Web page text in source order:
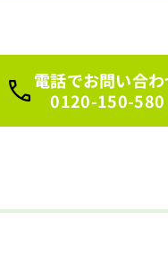
電話でお問い合わ
0120-150-580